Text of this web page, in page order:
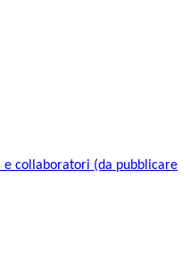
e collaboratori (da pubblicare